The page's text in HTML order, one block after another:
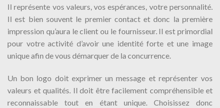
Il représente vos valeurs, vos espérances, votre personnalité.
Il est bien souvent le premier contact et donc la première
impression qu’aura le client ou le fournisseur. Il est primordial
pour votre activité d’avoir une identité forte et une image
unique afin de vous démarquer de la concurrence.
Un bon logo doit exprimer un message et représenter vos
valeurs et qualités. Il doit être facilement compréhensible et
reconnaissable tout en étant unique. Choisissez donc